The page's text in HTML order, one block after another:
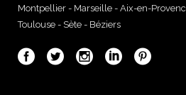
Montpellier - Marseille - Aix-en-
Toulouse - Sète - Béziers